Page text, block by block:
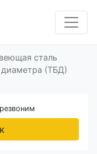
сталь
(ТБД)